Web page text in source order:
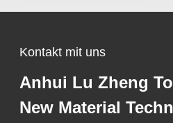
Kontakt mit uns
Anhui Lu Zheng
New Material